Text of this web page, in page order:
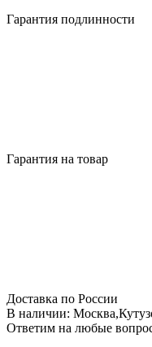
Гарантия подлинности
Гарантия на товар
Доставка по России
В наличии:
Ответим на любые